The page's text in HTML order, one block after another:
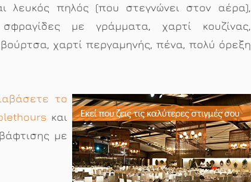
λευκός πηλός (που στεγνώνει στον αέρα),
με γράμματα, χαρτί κουζίνας,
χαρτί περγαμηνής, πένα, πολύ όρεξη
το
και
με